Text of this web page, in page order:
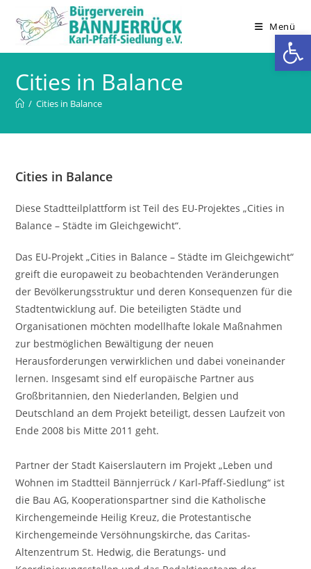
Inhalt
springen
Menü
Cities in Balance
/ Cities in Balance
Cities in Balance
Diese Stadtteilplattform ist Teil des EU-Projektes „Cities in
Balance – Städte im Gleichgewicht“.
Das EU-Projekt „Cities in Balance – Städte im Gleichgewicht“
greift die europaweit zu beobachtenden Veränderungen
der Bevölkerungsstruktur und deren Konsequenzen für die
Stadtentwicklung auf. Die beteiligten Städte und
Organisationen möchten modellhafte lokale Maßnahmen
zur bestmöglichen Bewältigung der neuen
Herausforderungen verwirklichen und dabei voneinander
lernen. Insgesamt sind elf europäische Partner aus
Großbritannien, den Niederlanden, Belgien und
Deutschland an dem Projekt beteiligt, dessen Laufzeit von
Ende 2008 bis Mitte 2011 geht.
Partner der Stadt Kaiserslautern im Projekt „Leben und
Wohnen im Stadtteil Bännjerrück / Karl-Pfaff-Siedlung“ ist
die Bau AG, Kooperationspartner sind die Katholische
Kirchengemeinde Heilig Kreuz, die Protestantische
Kirchengemeinde Versöhnungskirche, das Caritas-
Altenzentrum St. Hedwig, die Beratungs- und